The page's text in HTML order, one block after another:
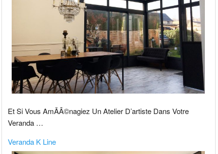
Et Si Vous AmÃÂ©nagiez Un Atelier D’artiste Dans Votre
Veranda …
Veranda K Line